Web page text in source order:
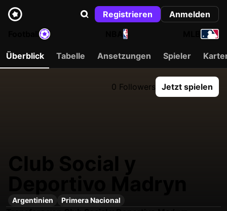
Registrieren
Anmelden
NBA
Überblick Tabelle Ansetzungen Spieler
0 Followers Jetzt spielen
Club Social y
Argentinien Primera Nacional